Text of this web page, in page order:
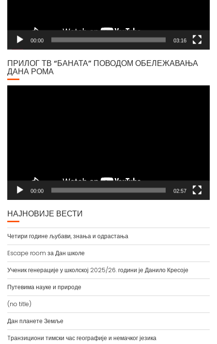
00:00 03:16
ПРИЛОГ ТВ “БАНАТА” ПОВОДОМ ОБЕЛЕЖАВАЊА
ДАНА РОМА
00:00 02:57
НАЈНОВИЈЕ ВЕСТИ
Четири године љубави, знања и одрастања
Escape room за Дан школе
Ученик генерације у школској 2025/26. години је Данило Кресоје
Путевима науке и природе
(no title)
Дан планете Земље
Tранзициони тимски час географије и немачког језика